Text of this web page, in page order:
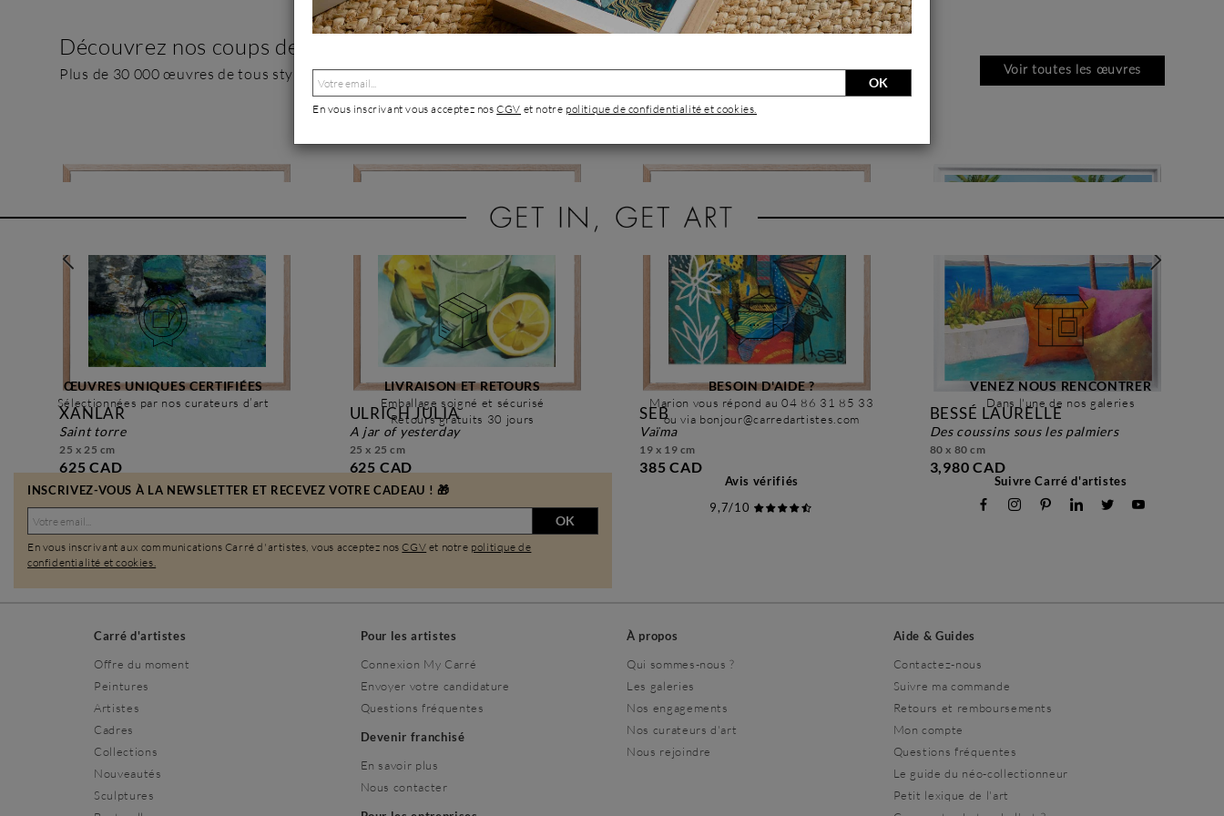
Découvrez nos coups de cœurs
Plus de 30 000 œuvres de tous styles Voir toutes les œuvres
XANLAR
saint torre
25 x 25 cm
625 CAD
ULRICH JULIA
a jar of yesterday
25 x 25 cm
625 CAD
SEB
vaïma
19 x 19 cm
385 CAD
BESSÉ LAURELLE
des coussins sous les palmiers
80 x 80 cm
3,980 CAD
ŒUVRES UNIQUES CERTIFIÉES
Sélectionnées par nos curateurs d’art
LIVRAISON ET RETOURS
Emballage soigné et sécurisé
Retours gratuits 30 jours
BESOIN D'AIDE ?
Marion vous répond au 04 86 31 85 33
ou via bonjour@carredartistes.com
VENEZ NOUS RENCONTRER
Dans l'une de nos galeries
INSCRIVEZ-VOUS À LA NEWSLETTER ET RECEVEZ VOTRE CADEAU ! 🎁
OK
En vous inscrivant aux communications Carré d'artistes, vous acceptez nosCGV et notre politique de
confidentialité et cookies.
Avis vérifiés
9,7/10
Suivre Carré d'artistes
Carré d'artistes
Offre du moment
Peintures
Artistes
Cadres
Collections
Nouveautés
Sculptures
Pour les artistes
Connexion My Carré
Envoyer votre candidature
Questions fréquentes
Devenir franchisé
En savoir plus
Nous contacter
À propos
Qui sommes-nous ?
Les galeries
Nos engagements
Nos curateurs d'art
Nous rejoindre
Aide & Guides
Contactez-nous
Suivre ma commande
Retours et remboursements
Mon compte
Questions fréquentes
Le guide du néo-collectionneur
Petit lexique de l'art
OK
En vous inscrivant vous acceptez nosCGV et notre politique de confidentialité et cookies.